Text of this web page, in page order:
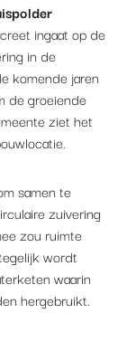
ingaat op de
in de
komende jaren
de groeiende
ziet het
samen te
zuivering
zou ruimte
wordt
waarin
hergebruikt.